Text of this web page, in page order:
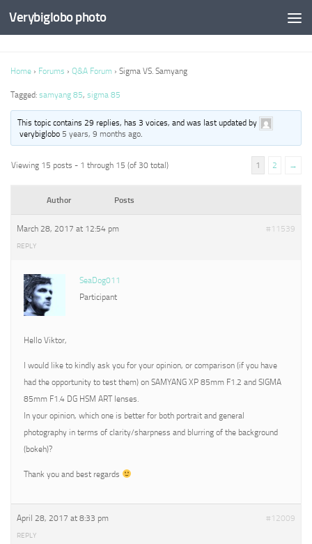
Verybiglobo photo
Home › Forums › Q&A Forum › Sigma VS. Samyang
Tagged: samyang 85, sigma 85
This topic contains 29 replies, has 3 voices, and was last updated by
verybiglobo 5 years, 9 months ago.
Viewing 15 posts - 1 through 15 (of 30 total) 1 2 →
Author Posts
March 28, 2017 at 12:54 pm #11539
REPLY
SeaDog011
Participant
Hello Viktor,
I would like to kindly ask you for your opinion, or comparison (if you have
had the opportunity to test them) on SAMYANG XP 85mm F1.2 and SIGMA
85mm F1.4 DG HSM ART lenses.
In your opinion, which one is better for both portrait and general
photography in terms of clarity/sharpness and blurring of the background
(bokeh)?
Thank you and best regards
April 28, 2017 at 8:33 pm #12009
REPLY